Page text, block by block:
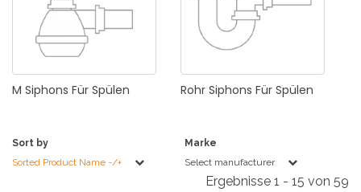
M Siphons Für Spülen Rohr Siphons Für Spülen
Sort by
Sorted Product Name -/+
Marke
Select manufacturer
Ergebnisse 1 - 15 von 59